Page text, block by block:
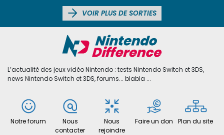
VOIR PLUS DE SORTIES
L’actualité des jeux vidéo Nintendo : tests Nintendo Switch et 3DS,
news Nintendo Switch et 3DS, forums... blabla ...
Notre forum
Nous
contacter
Nous
rejoindre
Faire un don Plan du site